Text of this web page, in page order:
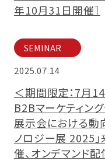
年10月31日開催］
SEMINAR
2025.07.14
＜期間限定：7月
B2Bマーケティン
展示会における動
ノロジー展 2025
催、オンデマンド配